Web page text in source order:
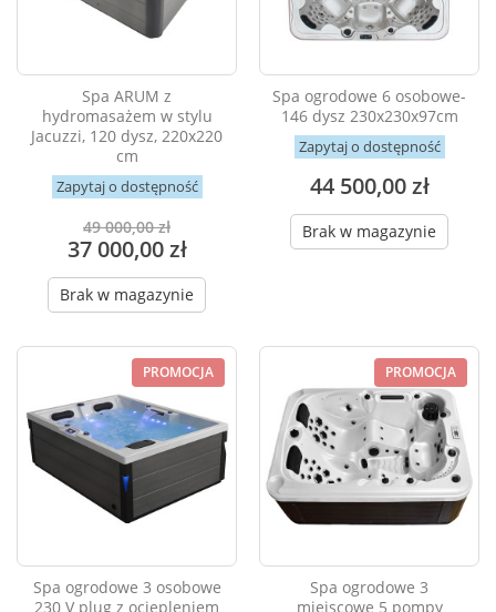
Spa ARUM z
hydromasażem w stylu
Jacuzzi, 120 dysz, 220x220
cm
Zapytaj o dostępność
49 000,00 zł
37 000,00 zł
Brak w magazynie
Spa ogrodowe 6 osobowe-
146 dysz 230x230x97cm
Zapytaj o dostępność
44 500,00 zł
Brak w magazynie
PROMOCJA
Spa ogrodowe 3 osobowe
230 V plug z ociepleniem
PROMOCJA
Spa ogrodowe 3
miejscowe 5 pompy